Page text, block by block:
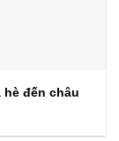
đến châu